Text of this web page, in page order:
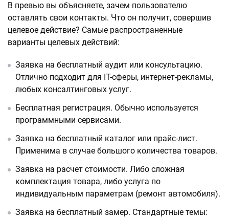
В превью вы объясняете, зачем пользователю
оставлять свои контакты. Что он получит, совершив
целевое действие? Самые распространенные
варианты целевых действий:
Заявка на бесплатный аудит или консультацию.
Отлично подходит для IT-сферы, интернет-рекламы,
любых консалтинговых услуг.
Бесплатная регистрация. Обычно используется
программными сервисами.
Заявка на бесплатный каталог или прайс-лист.
Применима в случае большого количества товаров.
Заявка на расчет стоимости. Либо сложная
комплектация товара, либо услуга по
индивидуальным параметрам (ремонт автомобиля).
Заявка на бесплатный замер. Стандартные темы: